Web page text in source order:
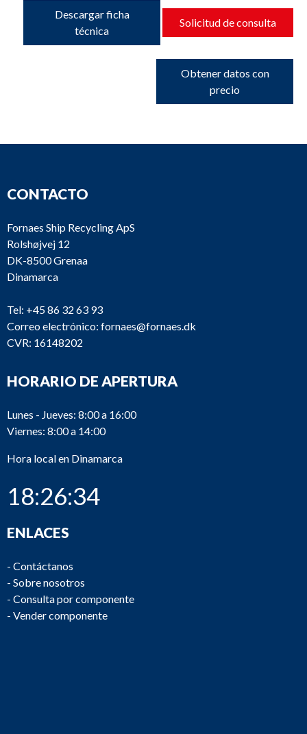
Descargar ficha
técnica
Solicitud de consulta
Obtener datos con
precio
CONTACTO
Fornaes Ship Recycling ApS
Rolshøjvej 12
DK-8500 Grenaa
Dinamarca
Tel: +45 86 32 63 93
Correo electrónico: fornaes@fornaes.dk
CVR: 16148202
HORARIO DE APERTURA
Lunes - Jueves: 8:00 a 16:00
Viernes: 8:00 a 14:00
Hora local en Dinamarca
18:26:34
ENLACES
- Contáctanos
- Sobre nosotros
- Consulta por componente
- Vender componente